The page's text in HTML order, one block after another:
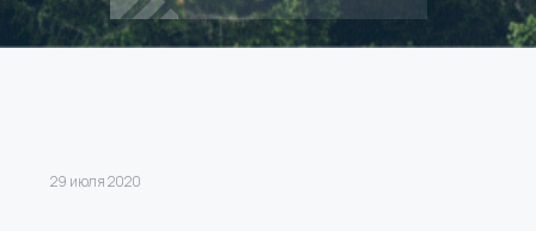
29 июля 2020